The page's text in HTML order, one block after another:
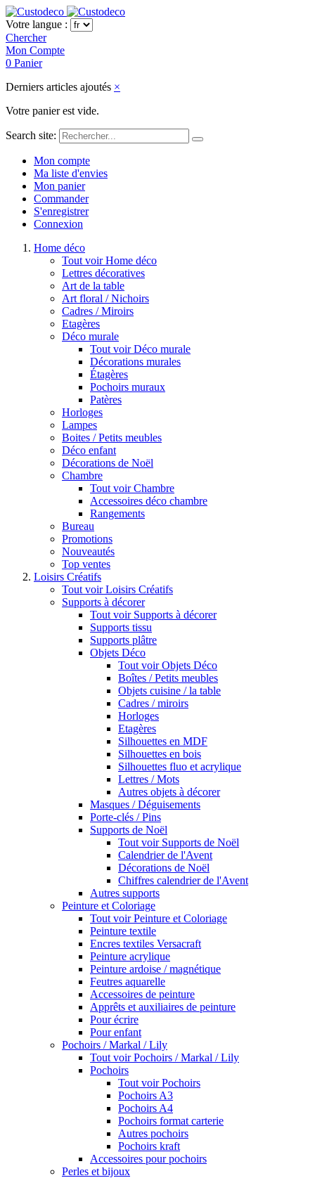
Votre langue :
Chercher
Mon Compte
0 Panier
Derniers articles ajoutés ×
Votre panier est vide.
Search site:
Mon compte
Ma liste d'envies
Mon panier
Commander
S'enregistrer
Connexion
Home déco
Tout voir Home déco
Lettres décoratives
Art de la table
Art floral / Nichoirs
Cadres / Miroirs
Etagères
Déco murale
Tout voir Déco murale
Décorations murales
Étagères
Pochoirs muraux
Patères
Horloges
Lampes
Boites / Petits meubles
Déco enfant
Décorations de Noël
Chambre
Tout voir Chambre
Accessoires déco chambre
Rangements
Bureau
Promotions
Nouveautés
Top ventes
Loisirs Créatifs
Tout voir Loisirs Créatifs
Supports à décorer
Tout voir Supports à décorer
Supports tissu
Supports plâtre
Objets Déco
Tout voir Objets Déco
Boîtes / Petits meubles
Objets cuisine / la table
Cadres / miroirs
Horloges
Etagères
Silhouettes en MDF
Silhouettes en bois
Silhouettes fluo et acrylique
Lettres / Mots
Autres objets à décorer
Masques / Déguisements
Porte-clés / Pins
Supports de Noël
Tout voir Supports de Noël
Calendrier de l'Avent
Décorations de Noël
Chiffres calendrier de l'Avent
Autres supports
Peinture et Coloriage
Tout voir Peinture et Coloriage
Peinture textile
Encres textiles Versacraft
Peinture acrylique
Peinture ardoise / magnétique
Feutres aquarelle
Accessoires de peinture
Apprêts et auxiliaires de peinture
Pour écrire
Pour enfant
Pochoirs / Markal / Lily
Tout voir Pochoirs / Markal / Lily
Pochoirs
Tout voir Pochoirs
Pochoirs A3
Pochoirs A4
Pochoirs format carterie
Autres pochoirs
Pochoirs kraft
Accessoires pour pochoirs
Perles et bijoux